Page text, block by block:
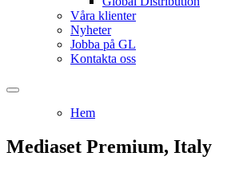
Våra klienter
Nyheter
Jobba på GL
Kontakta oss
Hem
Mediaset Premium, Italy